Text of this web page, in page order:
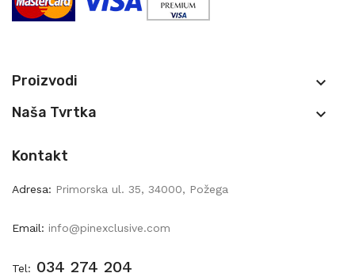
Proizvodi 
Naša Tvrtka 
Kontakt
Adresa: Primorska ul. 35, 34000, Požega
Email: info@pinexclusive.com
Tel: 034 274 204